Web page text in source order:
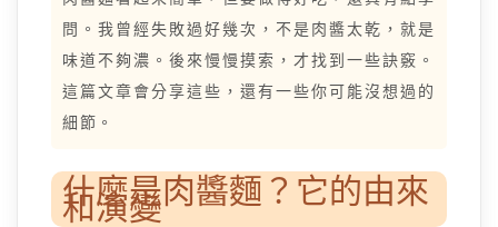
問。我曾經失敗過好幾次，不是肉醬太乾，就是
味道不夠濃。後來慢慢摸索，才找到一些訣竅。
這篇文章會分享這些，還有一些你可能沒想過的
細節。
什麼是肉醬麵？它的由來
和演變